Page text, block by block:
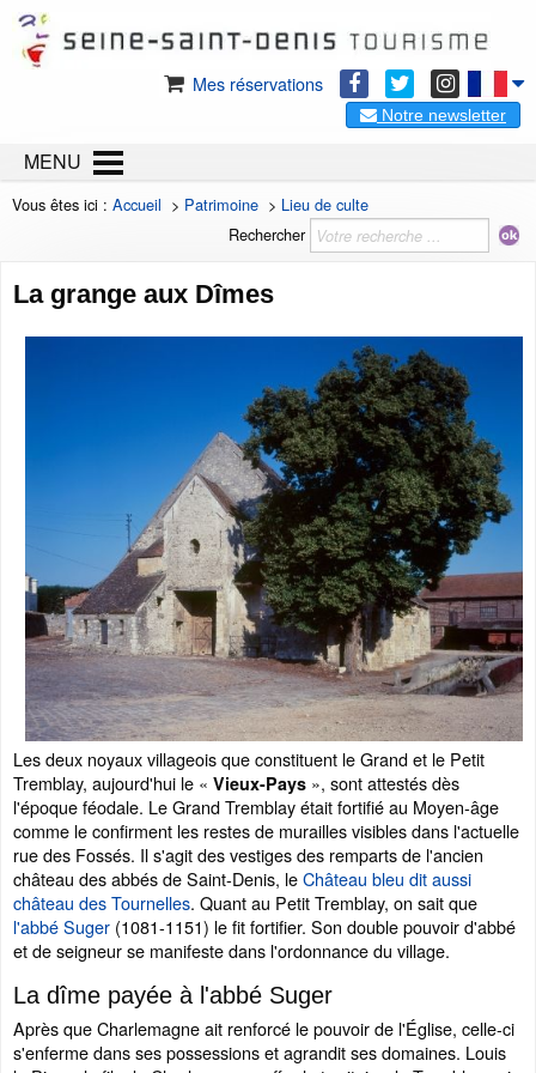
Mes réservations
Notre newsletter
MENU
Vous êtes ici : Accueil > Patrimoine > Lieu de culte
Rechercher
La grange aux Dîmes
Les deux noyaux villageois que constituent le Grand et le Petit
Tremblay, aujourd'hui le « Vieux-Pays », sont attestés dès
l'époque féodale. Le Grand Tremblay était fortifié au Moyen-âge
comme le confirment les restes de murailles visibles dans l'actuelle
rue des Fossés. Il s'agit des vestiges des remparts de l'ancien
château des abbés de Saint-Denis, leChâteau bleu dit aussi
château des Tournelles. Quant au Petit Tremblay, on sait que
l'abbé Suger (1081-1151) le fit fortifier. Son double pouvoir d'abbé
et de seigneur se manifeste dans l'ordonnance du village.
La dîme payée à l'abbé Suger
Après que Charlemagne ait renforcé le pouvoir de l'Église, celle-ci
s'enferme dans ses possessions et agrandit ses domaines. Louis